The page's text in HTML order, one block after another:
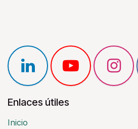
Enlaces útiles
Inicio